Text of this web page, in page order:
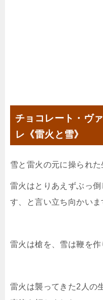
チョコレート・ヴ
レ《雷火と雪》
雪と雷火の元に操られた
雷火はとりあえずぶっ
す、と言い立ち向かいま
雷火は槍を、雪は鞭を作
雷火は襲ってきた2人の